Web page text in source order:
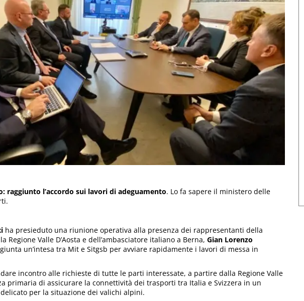
raggiunto l’accordo sui lavori di adeguamento. Lo fa sapere il ministero delle
ha presieduto una riunione operativa alla presenza dei rappresentanti della
Regione Valle D’Aosta e dell’ambasciatore italiano a Berna, Gian Lorenzo
un’intesa tra Mit e Sitgsb per avviare rapidamente i lavori di messa in
incontro alle richieste di tutte le parti interessate, a partire dalla Regione Valle
primaria di assicurare la connettività dei trasporti tra Italia e Svizzera in un
per la situazione dei valichi alpini.